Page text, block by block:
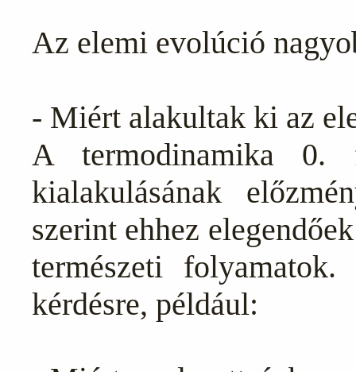
Az elemi evolúció
- Miért alakultak ki az
A termodinamika 0.
kialakulásának
szerint ehhez
természeti
kérdésre, például: